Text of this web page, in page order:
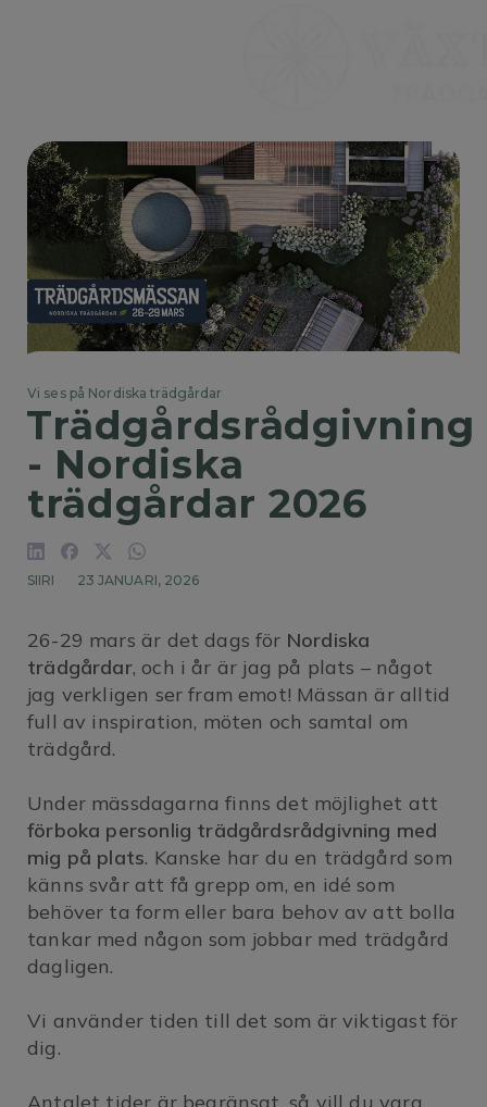
Vi ses på Nordiska trädgårdar
Trädgårdsrådgivning
- Nordiska
trädgårdar 2026
SIIRI 23 JANUARI, 2026
26-29 mars är det dags för Nordiska
trädgårdar, och i år är jag på plats – något
jag verkligen ser fram emot! Mässan är alltid
full av inspiration, möten och samtal om
trädgård.
Under mässdagarna finns det möjlighet att
förboka personlig trädgårdsrådgivning med
mig på plats. Kanske har du en trädgård som
känns svår att få grepp om, en idé som
behöver ta form eller bara behov av att bolla
tankar med någon som jobbar med trädgård
dagligen.
Vi använder tiden till det som är viktigast för
dig.